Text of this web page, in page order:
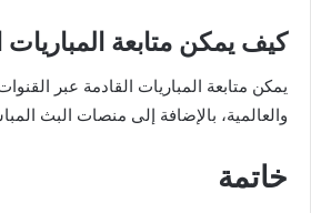
كيف يمكن متابعة المباريات
يمكن متابعة المباريات القادمة عبر
والعالمية، بالإضافة إلى منصات البث
خاتمة